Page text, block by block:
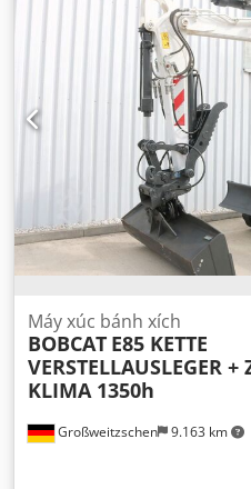
Großweitzschen 9.163 km
Máy xúc bánh xích
BOBCAT E85 KETTE
VERSTELLAUSLEGER +
KLIMA 1350h